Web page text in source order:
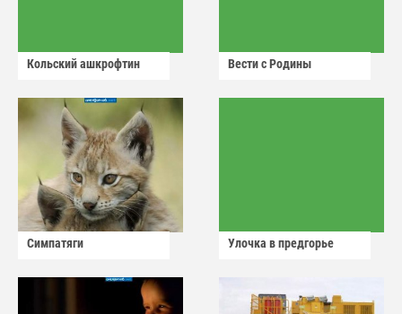
Кольский ашкрофтин Вести с Родины
Симпатяги Улочка в предгорье